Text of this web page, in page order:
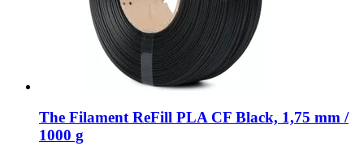
The FilamentReFill PLA CF Black, 1,75 mm /
1000 g